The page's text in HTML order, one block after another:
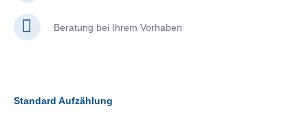
Beratung bei Ihrem Vorhaben
Standard Aufzählung